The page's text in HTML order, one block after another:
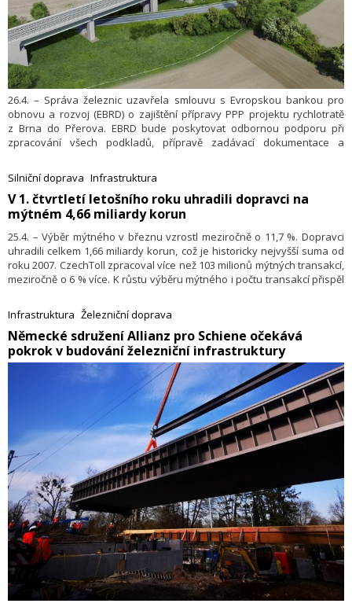
26.4. – Správa železnic uzavřela smlouvu s Evropskou bankou pro
obnovu a rozvoj (EBRD) o zajištění přípravy PPP projektu rychlotratě
z Brna do Přerova. EBRD bude poskytovat odbornou podporu při
zpracování všech podkladů, přípravě zadávací dokumentace a
Silniční doprava Infrastruktura
​V 1. čtvrtletí letošního roku uhradili dopravci na
mýtném 4,66 miliardy korun
25.4. – Výběr mýtného v březnu vzrostl meziročně o 11,7 %. Dopravci
uhradili celkem 1,66 miliardy korun, což je historicky nejvyšší suma od
roku 2007. CzechToll zpracoval více než 103 milionů mýtných transakcí,
meziročně o 6 % více. K růstu výběru mýtného i počtu transakcí přispěl
Infrastruktura Železniční doprava
​Německé sdružení Allianz pro Schiene očekává
pokrok v budování železniční infrastruktury